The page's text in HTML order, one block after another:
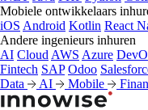
Mobiele ontwikkelaars
iOS Android Kotlin React
Andere ingenieurs inhuren
AI Cloud AWS Azure
Fintech SAP Odoo
Data
AI Mobile